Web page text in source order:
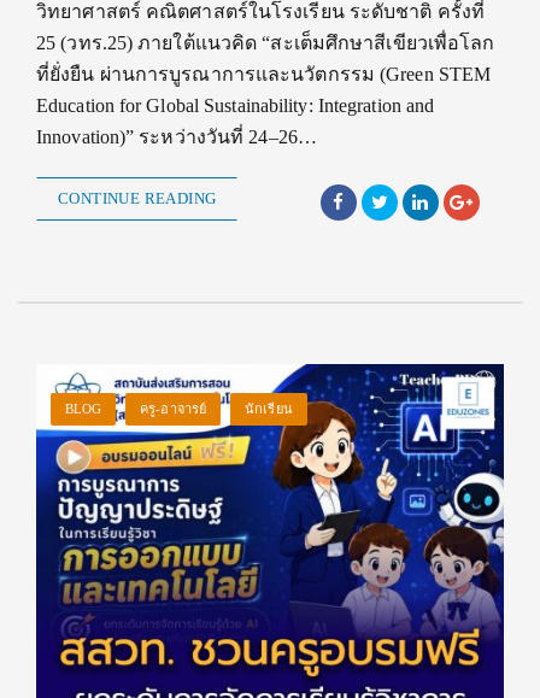
วิทยาศาสตร์ คณิตศาสตร์ในโรงเรียน ระดับชาติ ครั้งที่
25 (วทร.25) ภายใต้แนวคิด “สะเต็มศึกษาสีเขียวเพื่อโลก
ที่ยั่งยืน ผ่านการบูรณาการและนวัตกรรม (Green STEM
Education for Global Sustainability: Integration and
Innovation)” ระหว่างวันที่ 24–26…
CONTINUE READING
BLOG ครู-อาจารย์ นักเรียน